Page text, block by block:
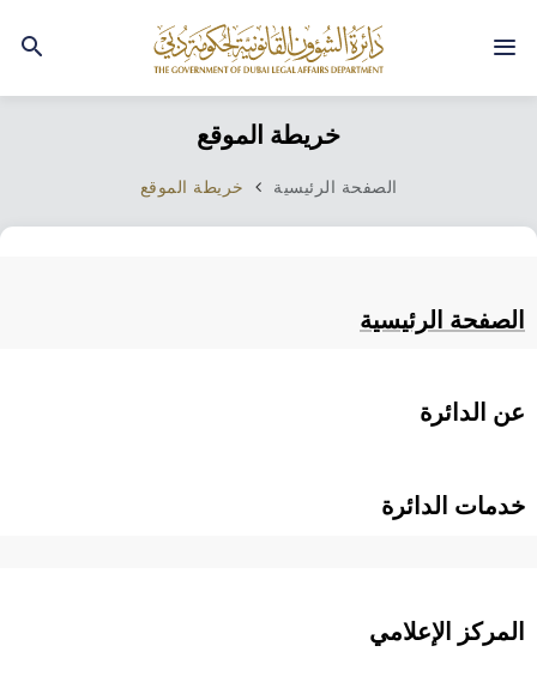
خريطة الموقع
الصفحة الرئيسية خريطة الموقع
الصفحة الرئيسية
عن الدائرة
خدمات الدائرة
المركز الإعلامي